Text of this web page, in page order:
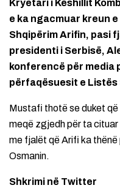
Kryetari i Këshillit
e ka ngacmuar kreun
Shqipërim Arifin, pasi
presidenti i Serbisë,
konferencë për media
përfaqësuesit e Listës
Mustafi thotë se duket
meqë zgjedh për ta cituar
me fjalët që Arifi ka
Osmanin.
Shkrimi në Twitter